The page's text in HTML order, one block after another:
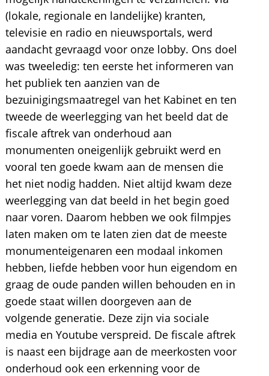
(lokale, regionale en landelijke) kranten,
televisie en radio en nieuwsportals, werd
aandacht gevraagd voor onze lobby. Ons doel
was tweeledig: ten eerste het informeren van
het publiek ten aanzien van de
bezuinigingsmaatregel van het Kabinet en ten
tweede de weerlegging van het beeld dat de
fiscale aftrek van onderhoud aan
monumenten oneigenlijk gebruikt werd en
vooral ten goede kwam aan de mensen die
het niet nodig hadden. Niet altijd kwam deze
weerlegging van dat beeld in het begin goed
naar voren. Daarom hebben we ook filmpjes
laten maken om te laten zien dat de meeste
monumenteigenaren een modaal inkomen
hebben, liefde hebben voor hun eigendom en
graag de oude panden willen behouden en in
goede staat willen doorgeven aan de
volgende generatie. Deze zijn via sociale
media en Youtube verspreid. De fiscale aftrek
is naast een bijdrage aan de meerkosten voor
onderhoud ook een erkenning voor de